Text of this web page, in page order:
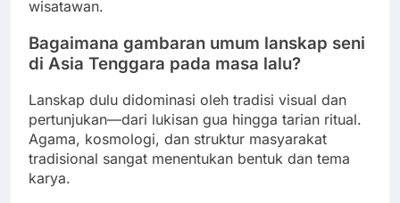
wisatawan.
Bagaimana gambaran umum lanskap seni
di Asia Tenggara pada masa lalu?
Lanskap dulu didominasi oleh tradisi visual dan
pertunjukan—dari lukisan gua hingga tarian ritual.
Agama, kosmologi, dan struktur masyarakat
tradisional sangat menentukan bentuk dan tema
karya.